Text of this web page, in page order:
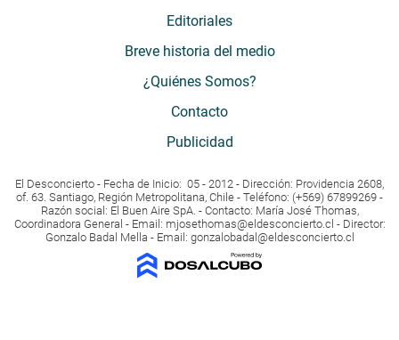
Editoriales
Breve historia del medio
¿Quiénes Somos?
Contacto
Publicidad
El Desconcierto - Fecha de Inicio: 05 - 2012 - Dirección: Providencia 2608,
of. 63. Santiago, Región Metropolitana, Chile - Teléfono: (+569) 67899269 -
Razón social: El Buen Aire SpA. - Contacto: María José Thomas,
Coordinadora General - Email: mjosethomas@eldesconcierto.cl - Director:
Gonzalo Badal Mella - Email: gonzalobadal@eldesconcierto.cl